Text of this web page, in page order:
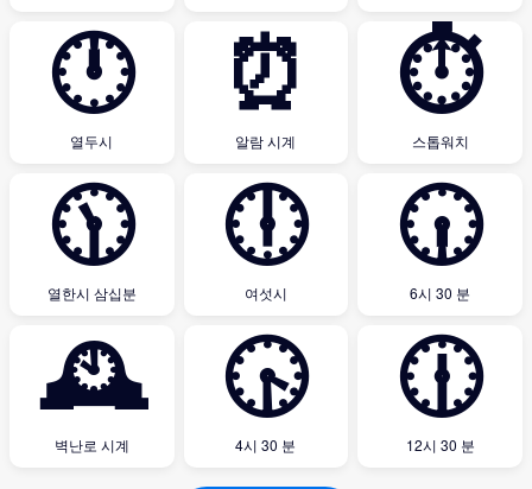
🕛
열두시
⏰
알람 시계
⏱
스톱워치
🕦
열한시 삼십분
🕕
여섯시
🕡
6시 30 분
🕰
벽난로 시계
🕟
4시 30 분
🕧
12시 30 분